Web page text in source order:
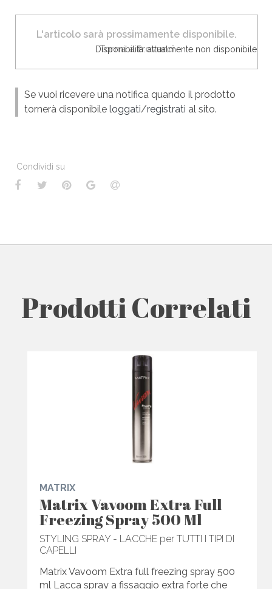
L'articolo sarà prossimamente disponibile.
Torna a trovarci
Disponibilità: attualmente non disponibile
Se vuoi ricevere una notifica quando il prodotto
tornerà disponibile loggati/registrati al sito.
Condividi su
Prodotti Correlati
MATRIX
Matrix Vavoom Extra Full
Freezing Spray 500 Ml
STYLING SPRAY - LACCHE per TUTTI I TIPI DI
CAPELLI
Matrix Vavoom Extra full freezing spray 500
ml Lacca spray a fissaggio extra forte che